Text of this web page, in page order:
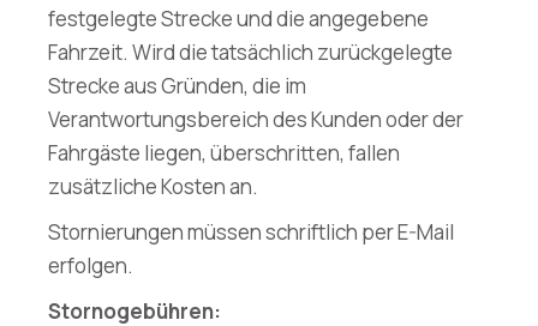
festgelegte Strecke und die angegebene
Fahrzeit. Wird die tatsächlich zurückgelegte
Strecke aus Gründen, die im
Verantwortungsbereich des Kunden oder der
Fahrgäste liegen, überschritten, fallen
zusätzliche Kosten an.
Stornierungen müssen schriftlich per E-Mail
erfolgen.
Stornogebühren: